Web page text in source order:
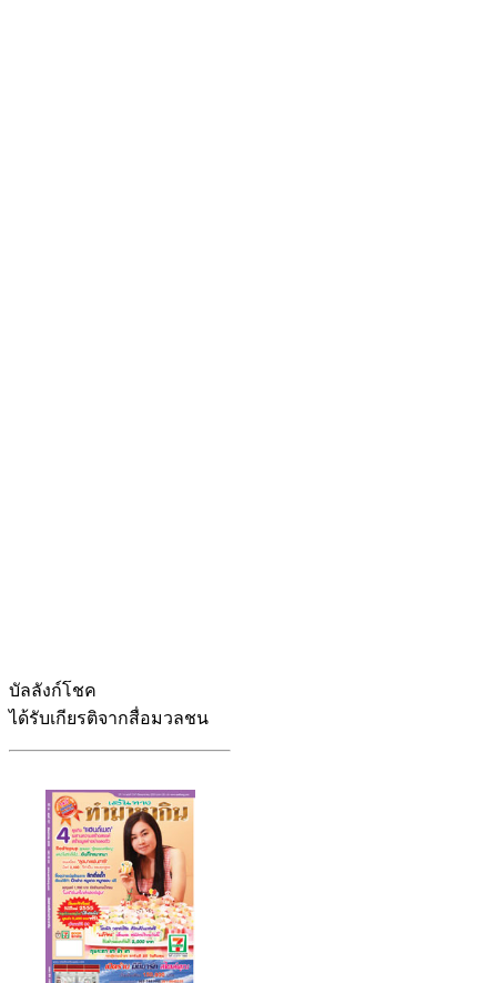
บัลลังก์โชค
ได้รับเกียรติจากสื่อมวลชน